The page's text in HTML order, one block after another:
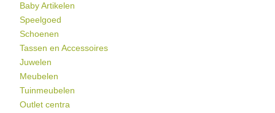
Baby Artikelen
Speelgoed
Schoenen
Tassen en Accessoires
Juwelen
Meubelen
Tuinmeubelen
Outlet centra